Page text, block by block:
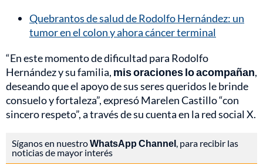
Quebrantos de salud de Rodolfo Hernández: un
tumor en el colon y ahora cáncer terminal
“En este momento de dificultad para Rodolfo
Hernández y su familia, mis oraciones lo acompañan,
deseando que el apoyo de sus seres queridos le brinde
consuelo y fortaleza”, expresó Marelen Castillo “con
sincero respeto”, a través de su cuenta en la red social X.
Síganos en nuestroWhatsApp Channel, para recibir las
noticias de mayor interés